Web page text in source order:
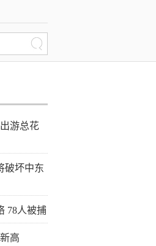
游总花
破坏中东
78人被捕
高